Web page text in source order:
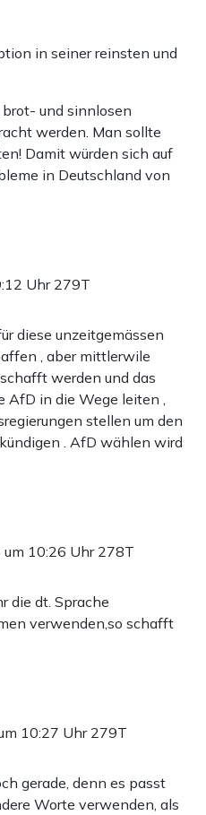
in seiner reinsten und
und sinnlosen
werden. Man sollte
Damit würden sich auf
in Deutschland von
Uhr 279T
diese unzeitgemässen
, aber mittlerwile
werden und das
AfD in die Wege leiten ,
stellen um den
. AfD wählen wird
10:26 Uhr 278T
die dt. Sprache
verwenden,so schafft
10:27 Uhr 279T
gerade, denn es passt
Worte verwenden, als